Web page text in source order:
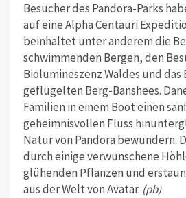
Besucher des Pandora-Parks
auf eine Alpha Centauri
beinhaltet unter anderem die
schwimmenden Bergen, den
Biolumineszenz Waldes und das
geflügelten Berg-Banshees.
Familien in einem Boot einen
geheimnisvollen Fluss
Natur von Pandora bewundern.
durch einige verwunschene
glühenden Pflanzen und
aus der Welt von Avatar. (pb)